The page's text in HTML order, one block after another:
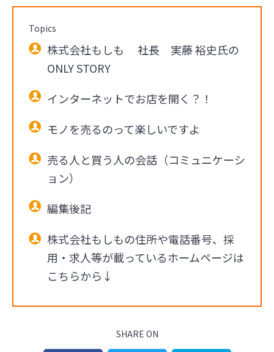
Topics
株式会社もしも 社長 実藤 裕史氏の
ONLY STORY
インターネットでお店を開く？！
モノを売るのって楽しいですよ
売る人と買う人の会話（コミュニケーシ
ョン）
編集後記
株式会社もしもの住所や電話番号、採
用・求人等が載っているホームページは
こちらから↓
SHARE ON